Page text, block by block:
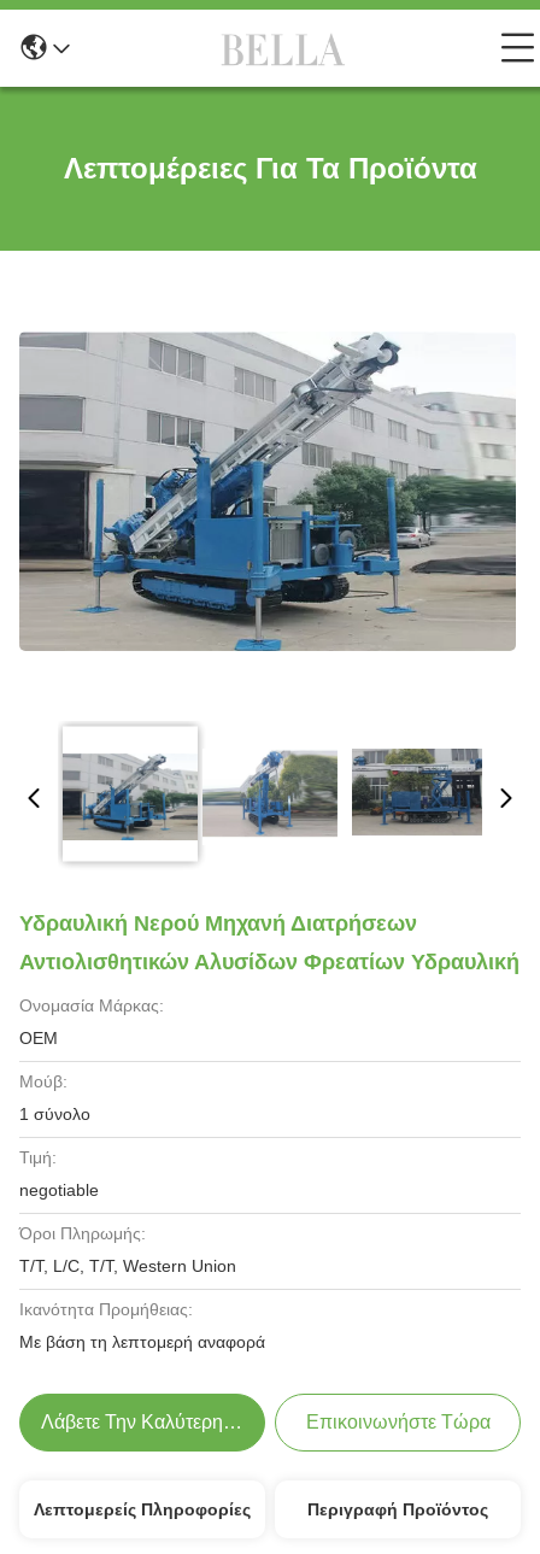
Λεπτομέρειες Για Τα Προϊόντα
Υδραυλική Νερού Μηχανή Διατρήσεων
Αντιολισθητικών Αλυσίδων Φρεατίων Υδραυλική
Ονομασία Μάρκας:
OEM
Μούβ:
1 σύνολο
Τιμή:
negotiable
Όροι Πληρωμής:
T/T, L/C, T/T, Western Union
Ικανότητα Προμήθειας:
Με βάση τη λεπτομερή αναφορά
Λάβετε Την Καλύτερη Τιμή Επικοινωνήστε Τώρα
Λεπτομερείς Πληροφορίες Περιγραφή Προϊόντος